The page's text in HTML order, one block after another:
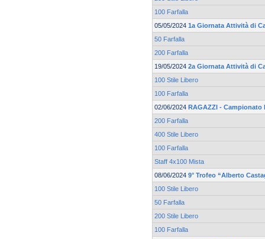
100 Farfalla
05/05/2024 1a Giornata Attività di
50 Farfalla
200 Farfalla
19/05/2024 2a Giornata Attività di
100 Stile Libero
100 Farfalla
02/06/2024 RAGAZZI - Campionato
200 Farfalla
400 Stile Libero
100 Farfalla
Staff 4x100 Mista
08/06/2024 9° Trofeo “Alberto
100 Stile Libero
50 Farfalla
200 Stile Libero
100 Farfalla